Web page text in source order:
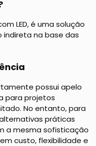
LED, é uma solução
indireta na base das
possui apelo
para projetos
No entanto, para
práticas
a mesma sofisticação
custo, flexibilidade e